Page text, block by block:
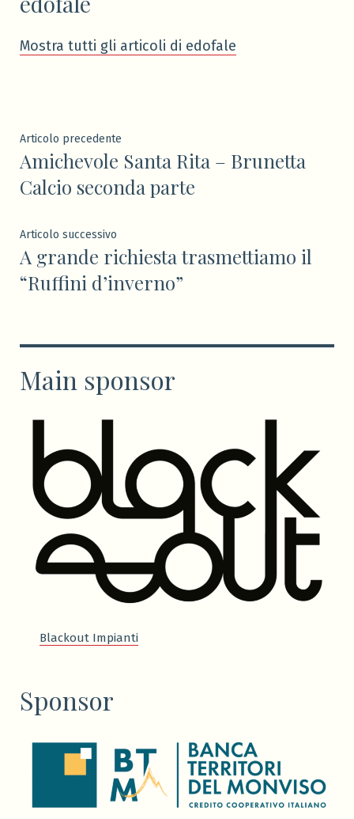
Mostra tutti gli articoli di edofale
Navigazione
articoli
Articolo precedente
precedente:
Amichevole Santa Rita – Brunetta
Calcio seconda parte
Articolo successivo
successivo:
A grande richiesta trasmettiamo il
“Ruffini d’inverno”
Main sponsor
Blackout Impianti
Sponsor